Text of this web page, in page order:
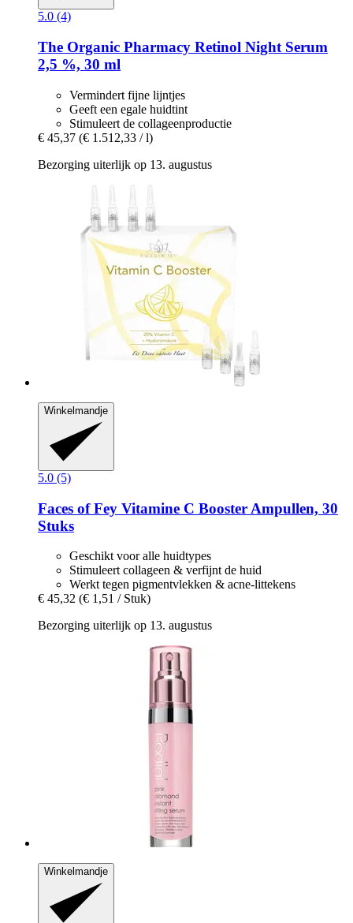
5.0 (4)
The Organic Pharmacy Retinol Night Serum
2,5 %, 30 ml
Vermindert fijne lijntjes
Geeft een egale huidtint
Stimuleert de collageenproductie
€ 45,37 (€ 1.512,33 / l)
Bezorging uiterlijk op 13. augustus
Winkelmandje
5.0 (5)
Faces of Fey Vitamine C Booster Ampullen, 30
Stuks
Geschikt voor alle huidtypes
Stimuleert collageen & verfijnt de huid
Werkt tegen pigmentvlekken & acne-littekens
€ 45,32 (€ 1,51 / Stuk)
Bezorging uiterlijk op 13. augustus
Winkelmandje